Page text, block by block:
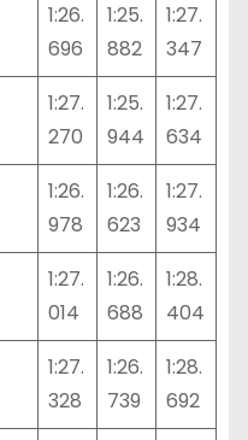
1:26.
696
1:25.
882
1:27.
347
1:27.
270
1:25.
944
1:27.
634
1:26.
978
1:26.
623
1:27.
934
1:27.
014
1:26.
688
1:28.
404
1:27.
328
1:26.
739
1:28.
692